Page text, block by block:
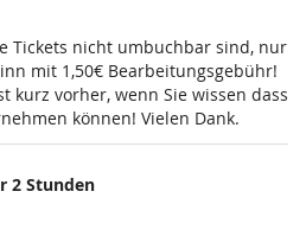
Tickets nicht umbuchbar sind, nur
mit 1,50€ Bearbeitungsgebühr!
kurz vorher, wenn Sie wissen dass
können! Vielen Dank.
2 Stunden